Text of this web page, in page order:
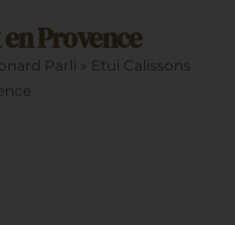
en Provence
Parli
Etui Calissons